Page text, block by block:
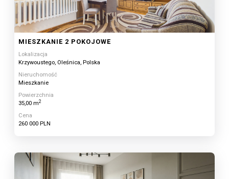
MIESZKANIE 2 POKOJOWE
Lokalizacja
Krzywoustego, Oleśnica, Polska
Nieruchomość
Mieszkanie
Powierzchnia
35,00 m2
Cena
260 000 PLN